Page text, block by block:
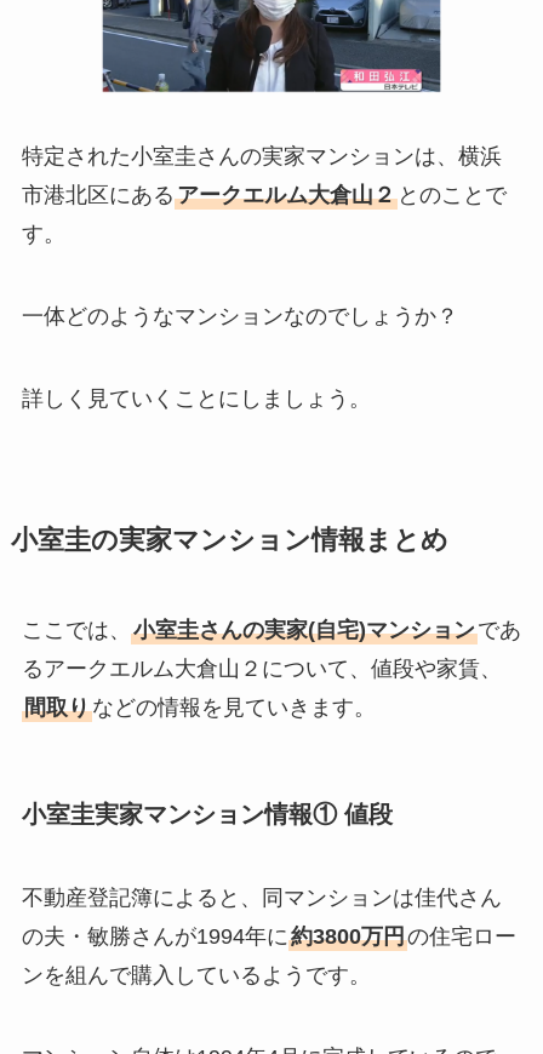
特定された小室圭さんの実家マンションは、横浜
市港北区にあるアークエルム大倉山２とのことで
す。
一体どのようなマンションなのでしょうか？
詳しく見ていくことにしましょう。
小室圭の実家マンション情報まとめ
ここでは、 小室圭さんの実家(自宅)マンションであ
るアークエルム大倉山２について、値段や家賃、
間取りなどの情報を見ていきます。
小室圭実家マンション情報① 値段
不動産登記簿によると、同マンションは佳代さん
の夫・敏勝さんが1994年に約3800万円の住宅ロー
ンを組んで購入しているようです。